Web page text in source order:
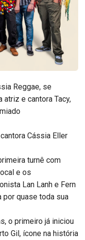
Reggae, se
atriz e cantora Tacy,
Cássia Eller
turnê com
e os
Lan Lanh e Fern
por quase toda sua
o primeiro já iniciou
Gil, ícone na história